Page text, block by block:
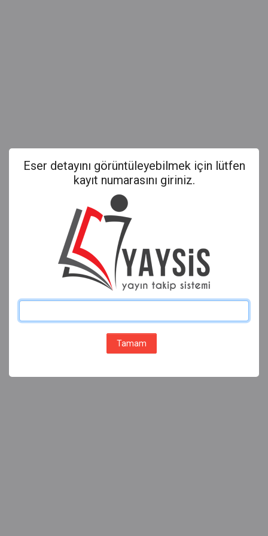
Eser detayını görüntüleyebilmek için lütfen
kayıt numarasını giriniz.
Tamam